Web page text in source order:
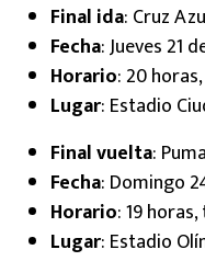
Final ida: Cruz
Fecha: Jueves 21
Horario: 20
Lugar: Estadio
Final vuelta:
Fecha: Domingo
Horario: 19
Lugar: Estadio